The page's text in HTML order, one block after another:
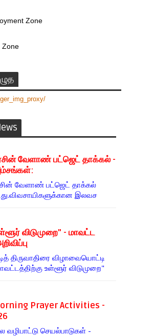
Zone
Zone
வேளாண் பட்ஜெட் தாக்கல் -
வேளாண் பட்ஜெட் தாக்கல்
இலவச
விடுமுறை" - மாவட்ட
திருவாதிரை விழாவையொட்டி
உள்ளூர் விடுமுறை"
Prayer Activities -
வழிபாட்டு செயல்பாடுகள் -